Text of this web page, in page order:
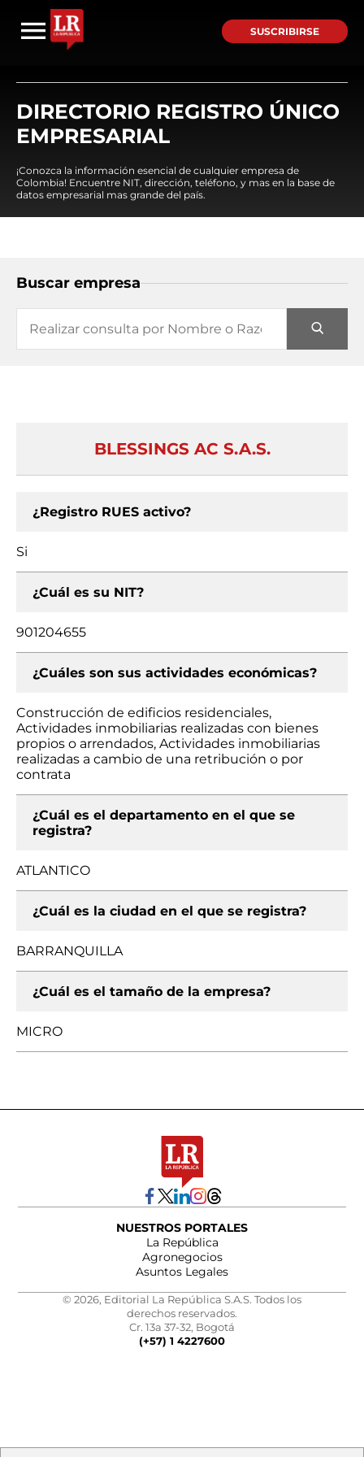
SUSCRIBIRSE
DIRECTORIO REGISTRO ÚNICO
EMPRESARIAL
¡Conozca la información esencial de cualquier empresa de
Colombia! Encuentre NIT, dirección, teléfono, y mas en la base de
datos empresarial mas grande del país.
Buscar empresa
BLESSINGS AC S.A.S.
¿Registro RUES activo?
Si
¿Cuál es su NIT?
901204655
¿Cuáles son sus actividades económicas?
Construcción de edificios residenciales,
Actividades inmobiliarias realizadas con bienes
propios o arrendados, Actividades inmobiliarias
realizadas a cambio de una retribución o por
contrata
¿Cuál es el departamento en el que se
registra?
ATLANTICO
¿Cuál es la ciudad en el que se registra?
BARRANQUILLA
¿Cuál es el tamaño de la empresa?
MICRO
NUESTROS PORTALES
La República
Agronegocios
Asuntos Legales
© 2026, Editorial La República S.A.S. Todos los
derechos reservados.
Cr. 13a 37-32, Bogotá
(+57) 1 4227600